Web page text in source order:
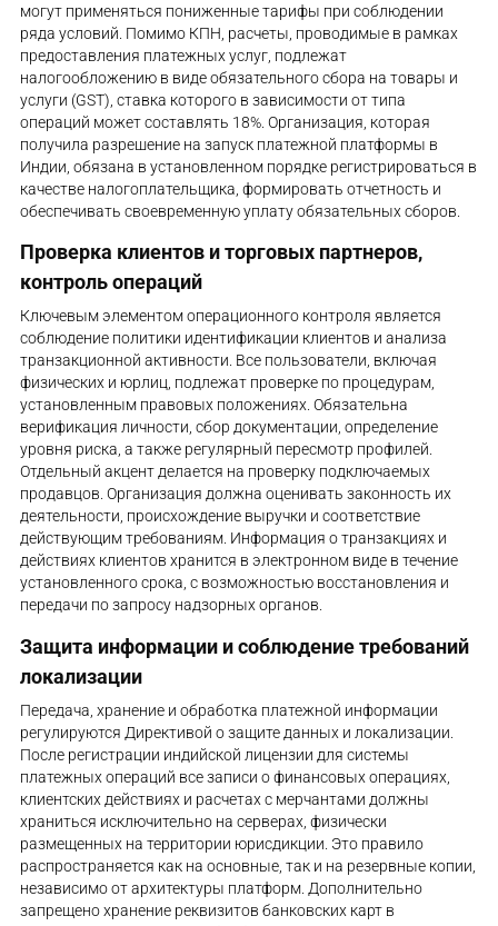
могут применяться пониженные тарифы при соблюдении
ряда условий. Помимо КПН, расчеты, проводимые в рамках
предоставления платежных услуг, подлежат
налогообложению в виде обязательного сбора на товары и
услуги (GST), ставка которого в зависимости от типа
операций может составлять 18%. Организация, которая
получила разрешение на запуск платежной платформы в
Индии, обязана в установленном порядке регистрироваться в
качестве налогоплательщика, формировать отчетность и
обеспечивать своевременную уплату обязательных сборов.
Проверка клиентов и торговых партнеров,
контроль операций
Ключевым элементом операционного контроля является
соблюдение политики идентификации клиентов и анализа
транзакционной активности. Все пользователи, включая
физических и юрлиц, подлежат проверке по процедурам,
установленным правовых положениях. Обязательна
верификация личности, сбор документации, определение
уровня риска, а также регулярный пересмотр профилей.
Отдельный акцент делается на проверку подключаемых
продавцов. Организация должна оценивать законность их
деятельности, происхождение выручки и соответствие
действующим требованиям. Информация о транзакциях и
действиях клиентов хранится в электронном виде в течение
установленного срока, с возможностью восстановления и
передачи по запросу надзорных органов.
Защита информации и соблюдение требований
локализации
Передача, хранение и обработка платежной информации
регулируются Директивой о защите данных и локализации.
После регистрации индийской лицензии для системы
платежных операций все записи о финансовых операциях,
клиентских действиях и расчетах с мерчантами должны
храниться исключительно на серверах, физически
размещенных на территории юрисдикции. Это правило
распространяется как на основные, так и на резервные копии,
независимо от архитектуры платформ. Дополнительно
запрещено хранение реквизитов банковских карт в